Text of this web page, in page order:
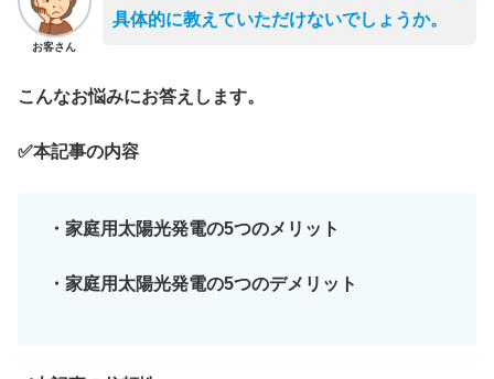
お客さん
具体的に教えていただけないでしょうか。
こんなお悩みにお答えします。
✅本記事の内容
・家庭用太陽光発電の5つのメリット
・家庭用太陽光発電の5つのデメリット